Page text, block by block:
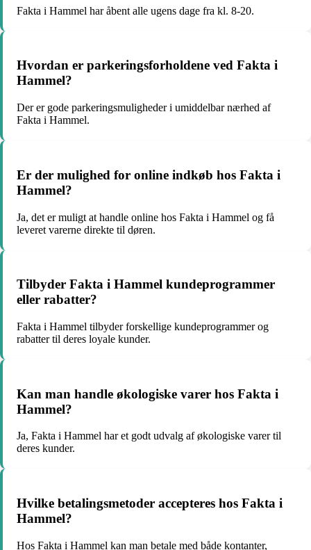
Fakta i Hammel har åbent alle ugens dage fra kl. 8-20.
Hvordan er parkeringsforholdene ved Fakta i
Hammel?
Der er gode parkeringsmuligheder i umiddelbar nærhed af
Fakta i Hammel.
Er der mulighed for online indkøb hos Fakta i
Hammel?
Ja, det er muligt at handle online hos Fakta i Hammel og få
leveret varerne direkte til døren.
Tilbyder Fakta i Hammel kundeprogrammer
eller rabatter?
Fakta i Hammel tilbyder forskellige kundeprogrammer og
rabatter til deres loyale kunder.
Kan man handle økologiske varer hos Fakta i
Hammel?
Ja, Fakta i Hammel har et godt udvalg af økologiske varer til
deres kunder.
Hvilke betalingsmetoder accepteres hos Fakta i
Hammel?
Hos Fakta i Hammel kan man betale med både kontanter,